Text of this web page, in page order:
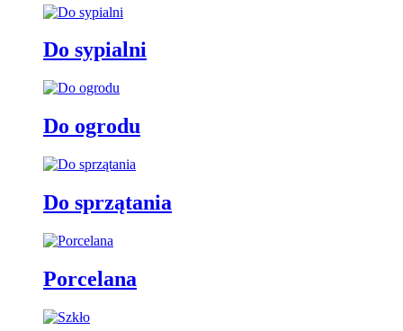
Do sypialni
Do ogrodu
Do sprzątania
Porcelana